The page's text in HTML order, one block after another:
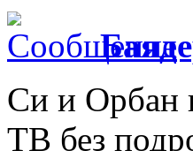
Си и Орбан
ТВ без